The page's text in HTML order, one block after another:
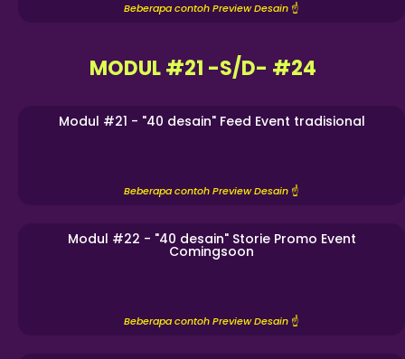
Beberapa contoh Preview Desain ☝️
MODUL #21 -S/D- #24
Modul #21 - "40 desain" Feed Event tradisional
Beberapa contoh Preview Desain ☝️
Modul #22 - "40 desain" Storie Promo Event
Comingsoon
Beberapa contoh Preview Desain ☝️